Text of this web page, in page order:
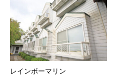
レインボーマリン